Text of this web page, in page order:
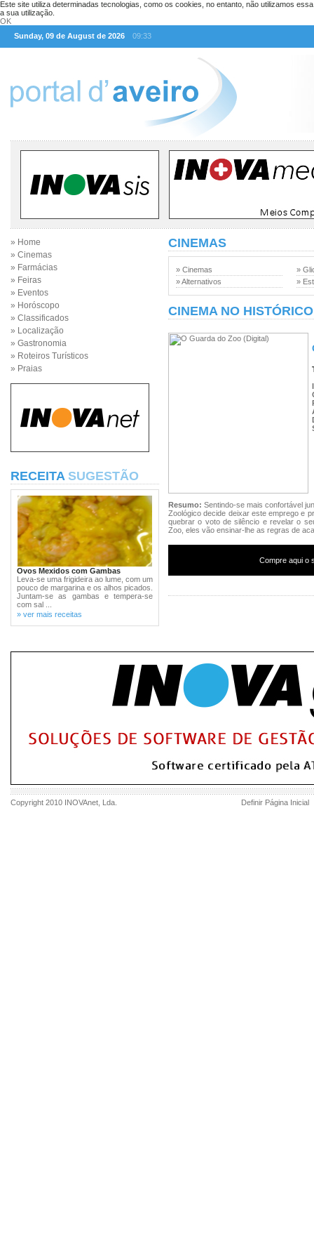
Este site utiliza determinadas tecnologias, como os cookies, no entanto, não utilizamos
a sua utilização.
OK
Sunday, 09 de August de 2026
09:33
» Home
» Cinemas
» Farmácias
» Feiras
» Eventos
» Horóscopo
» Classificados
» Localização
» Gastronomia
» Roteiros Turísticos
» Praias
RECEITA SUGESTÃO
Ovos Mexidos com Gambas
Leva-se uma frigideira ao lume, com um
pouco de margarina e os alhos picados.
Juntam-se as gambas e tempera-se
com sal ...
» ver mais receitas
CINEMAS
» Cinemas
» Alternativos
»
»
CINEMA NO HISTÓRICO
Resumo:Sentindo-se mais confortável
Zoológico decide deixar este emprego e
quebrar o voto de silêncio e revelar o
Zoo, eles vão ensinar-lhe as regras de
Compre aqui o
Copyright 2010 INOVAnet , Lda. Definir Página Inicial